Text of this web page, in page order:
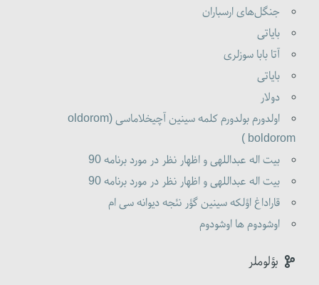
جنگل‌های ارسباران
بایاتی
آتا بابا سوزلری
بایاتی
دولار
اولدورم بولدورم کلمه سینین آچیخلاماسی (oldorom
boldorom )
بیت اله عبداللهی و اظهار نظر در مورد برنامه 90
بیت اله عبداللهی و اظهار نظر در مورد برنامه 90
قاراداغ اؤلکه سینین گؤر نئجه دیوانه سی ام
اوشودوم ها اوشودوم
بؤلوملر